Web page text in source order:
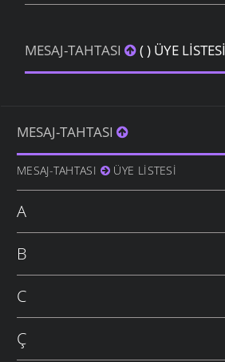
MESAJ-TAHTASI ( ) ÜYE LISTESI
MESAJ-TAHTASI
MESAJ-TAHTASI ÜYE LISTESI
A
B
C
Ç